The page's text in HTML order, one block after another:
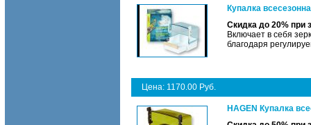
Купалка
Скидка до 20% при
Включает в себя
благодаря
Цена: 1170.00 Руб.
HAGEN Купалка